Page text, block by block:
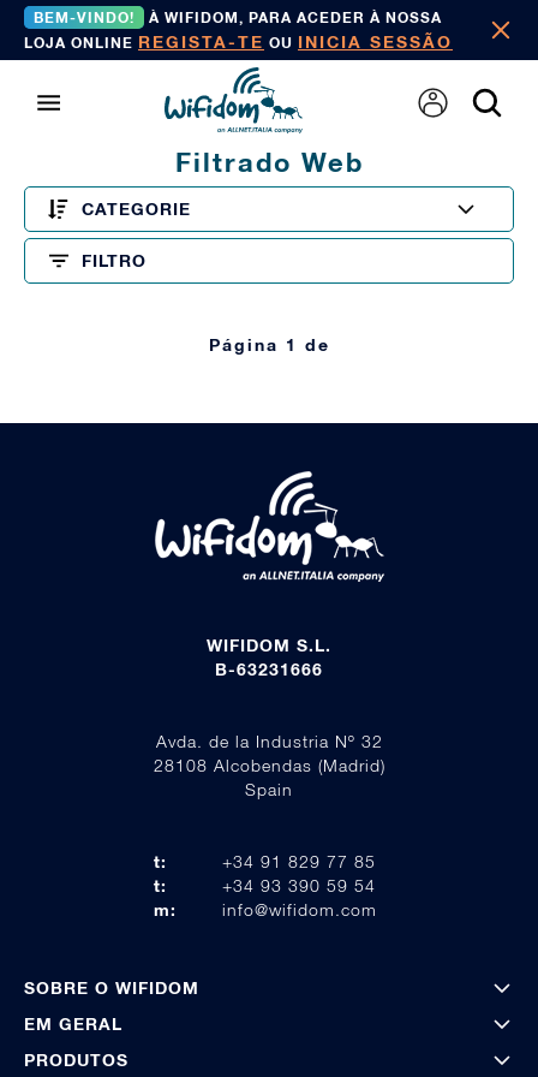
BEM-VINDO!
À WIFIDOM, PARA ACEDER À NOSSA
LOJA ONLINE REGISTA-TE OU INICIA SESSÃO
Filtrado Web
CATEGORIE
FILTRO
Página 1 de
WIFIDOM S.L.
B-63231666
Avda. de la Industria Nº 32
28108 Alcobendas (Madrid)
Spain
t:
+34 91 829 77 85
t:
+34 93 390 59 54
m:
info@wifidom.com
SOBRE O WIFIDOM
EM GERAL
PRODUTOS